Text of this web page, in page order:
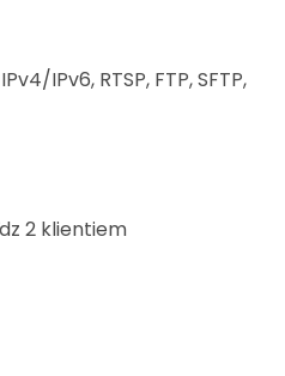
IPv6, RTSP, FTP, SFTP,
2 klientiem